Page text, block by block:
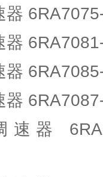
器
器
器
器
速器